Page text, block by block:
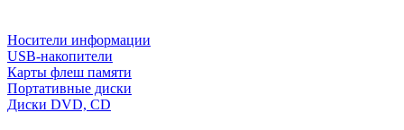
Носители информации
USB-накопители
Карты флеш памяти
Портативные диски
Диски DVD, CD